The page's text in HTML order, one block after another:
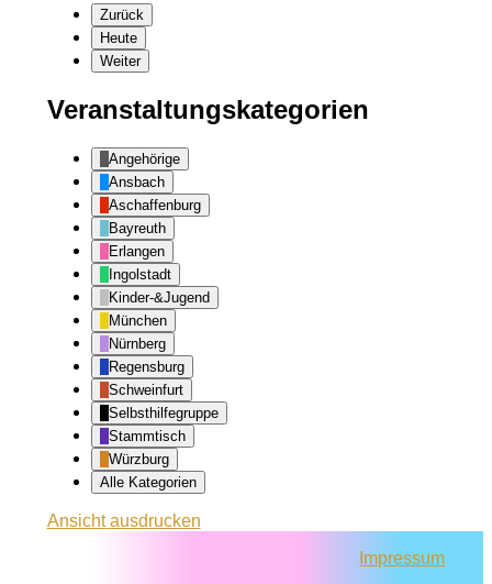
Zurück
Heute
Weiter
Veranstaltungskategorien
Angehörige
Ansbach
Aschaffenburg
Bayreuth
Erlangen
Ingolstadt
Kinder-&Jugend
München
Nürnberg
Regensburg
Schweinfurt
Selbsthilfegruppe
Stammtisch
Würzburg
Alle Kategorien
Ansichtausdrucken
Impressum